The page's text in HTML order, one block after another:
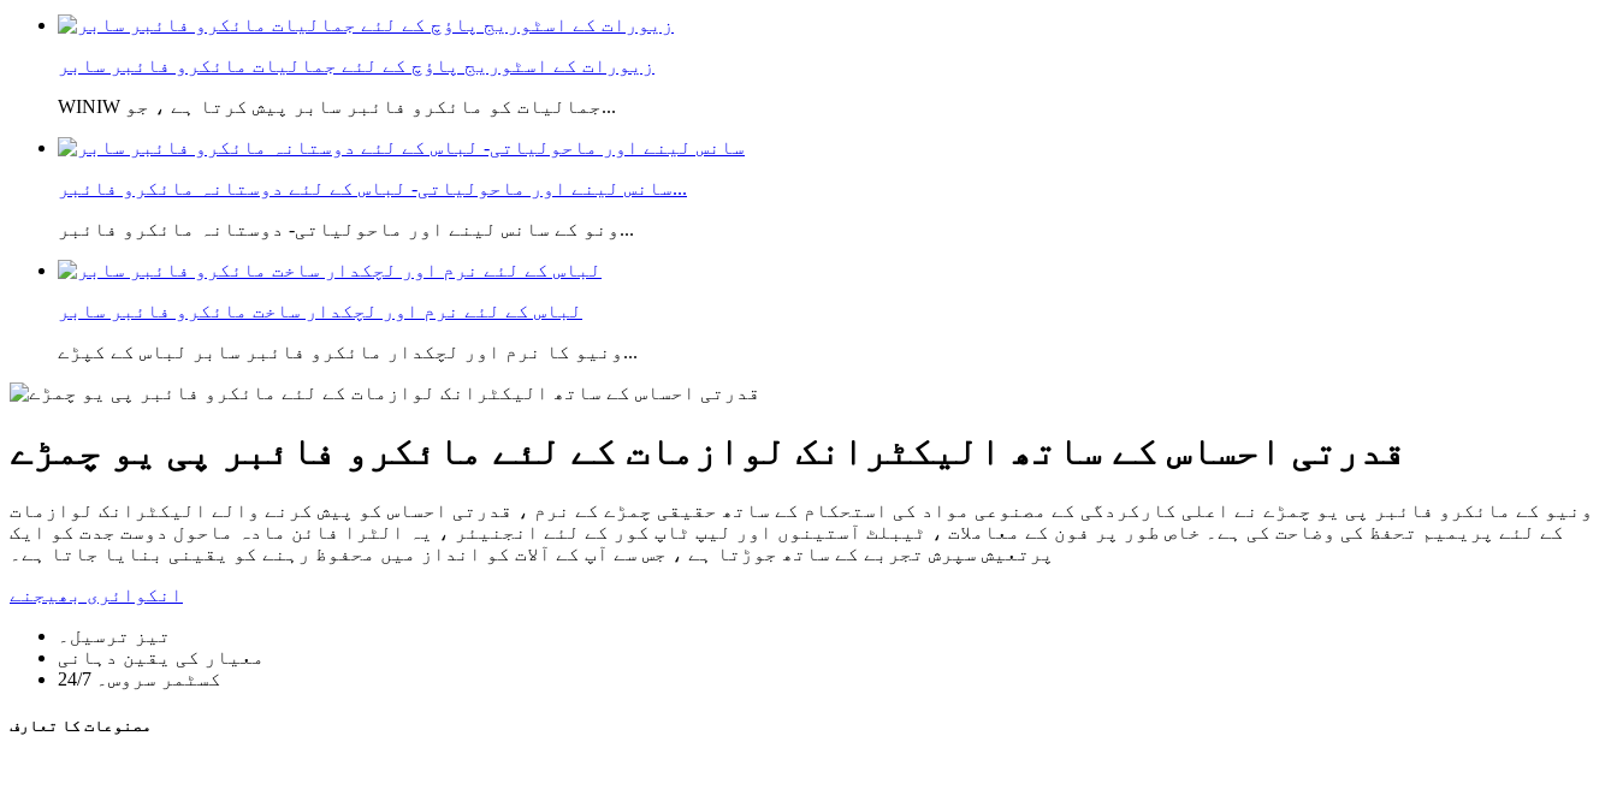
زیورات کے اسٹوریج پاؤچ کے لئے جمالیات مائکرو فائبر سابر
WINIW جمالیات کو مائکرو فائبر سابر پیش کرتا ہے ، جو...
سانس لینے اور ماحولیاتی- لباس کے لئے دوستانہ مائکرو فائبر...
ونو کے سانس لینے اور ماحولیاتی- دوستانہ مائکرو فائبر...
لباس کے لئے نرم اور لچکدار ساخت مائکرو فائبر سابر
ونیو کا نرم اور لچکدار مائکرو فائبر سابر لباس کے کپڑے...
قدرتی احساس کے ساتھ الیکٹرانک لوازمات کے لئے مائکرو فائبر پی یو چمڑے
ونیو کے مائکرو فائبر پی یو چمڑے نے اعلی کارکردگی کے مصنوعی مواد کی استحکام کے ساتھ حقیقی چمڑے کے نرم ، قدرتی احساس کو پیش کرنے والے الیکٹرانک لوازمات
کے لئے پریمیم تحفظ کی وضاحت کی ہے۔ خاص طور پر فون کے معاملات ، ٹیبلٹ آستینوں اور لیپ ٹاپ کور کے لئے انجنیئر ، یہ الٹرا فائن مادہ ماحول دوست جدت کو ایک
پرتعیش سپرش تجربے کے ساتھ جوڑتا ہے ، جس سے آپ کے آلات کو انداز میں محفوظ رہنے کو یقینی بنایا جاتا ہے۔
انکوائری بھیجنے
تیز ترسیل۔
معیار کی یقین دہانی
24/7 کسٹمر سروس۔
مصنوعات کا تعارف